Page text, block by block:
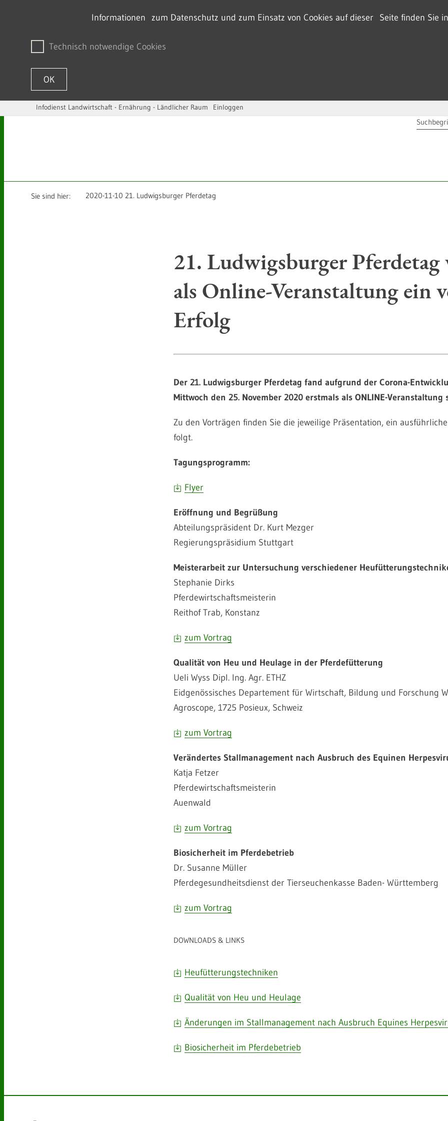
Informationen zum Datenschutz und zum Einsatz von Cookies auf dieser Seite finden Sie
Technisch notwendige Cookies
OK
Zum Inhalt springen
Infodienst Landwirtschaft - Ernährung - Ländlicher Raum Einloggen
Sie sind hier: 2020-11-10 21. Ludwigsburger Pferdetag
21. Ludwigsburger Pferdetag
als Online-Veranstaltung ein
Erfolg
Der 21. Ludwigsburger Pferdetag fand aufgrund der Corona-
Mittwoch den 25. November 2020 erstmals als ONLINE-Veranstaltung
Zu den Vorträgen finden Sie die jeweilige Präsentation, ein
folgt.
Tagungsprogramm:
Flyer
Eröffnung und Begrüßung
Abteilungspräsident Dr. Kurt Mezger
Regierungspräsidium Stuttgart
Meisterarbeit zur Untersuchung verschiedener
Stephanie Dirks
Pferdewirtschaftsmeisterin
Reithof Trab, Konstanz
zum Vortrag
Qualität von Heu und Heulage in der Pferdefütterung
Ueli Wyss Dipl. Ing. Agr. ETHZ
Eidgenössisches Departement für Wirtschaft, Bildung und Forschung
Agroscope, 1725 Posieux, Schweiz
zum Vortrag
Verändertes Stallmanagement nach Ausbruch des Equinen
Katja Fetzer
Pferdewirtschaftsmeisterin
Auenwald
zum Vortrag
Biosicherheit im Pferdebetrieb
Dr. Susanne Müller
Pferdegesundheitsdienst der Tierseuchenkasse Baden- Württemberg
zum Vortrag
DOWNLOADS & LINKS
Heufütterungstechniken
Qualität von Heu und Heulage
Änderungen im Stallmanagement nach Ausbruch Equines
Biosicherheit im Pferdebetrieb